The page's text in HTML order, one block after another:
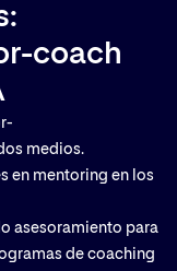
coach
medios.
en mentoring en los
asesoramiento para
de coaching